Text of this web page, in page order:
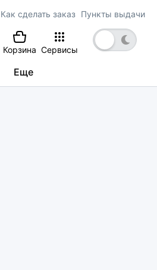
Как сделать заказ Пункты выдачи
Корзина Сервисы
Еще